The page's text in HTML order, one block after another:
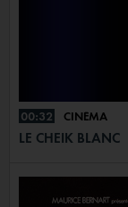
00:32 CINÉMA
LE CHEIK BLANC